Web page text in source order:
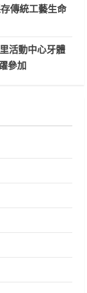
傳統工藝生命
活動中心牙體
參加